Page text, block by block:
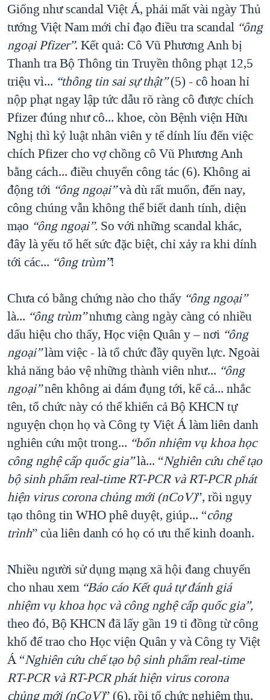
Giống như scandal Việt Á, phải mất vài ngày Thủ
tướng Việt Nam mới chỉ đạo điều tra scandal “ông
ngoại Pfizer”. Kết quả: Cô Vũ Phương Anh bị
Thanh tra Bộ Thông tin Truyền thông phạt 12,5
triệu vì... “thông tin sai sự thật”(5) - cô hoan hỉ
nộp phạt ngay lập tức dẫu rõ ràng cô được chích
Pfizer đúng như cô... khoe, còn Bệnh viện Hữu
Nghị thì kỷ luật nhân viên y tế dính líu đến việc
chích Pfizer cho vợ chồng cô Vũ Phương Anh
bằng cách... điều chuyển công tác (6). Không ai
động tới “ông ngoại”và dù rất muốn, đến nay,
công chúng vẫn không thể biết danh tính, diện
mạo “ông ngoại”. So với những scandal khác,
đây là yếu tố hết sức đặc biệt, chỉ xảy ra khi dính
tới các... “ông trùm”!
Chưa có bằng chứng nào cho thấy “ông ngoại”
là... “ông trùm”nhưng càng ngày càng có nhiều
dấu hiệu cho thấy, Học viện Quân y – nơi “ông
ngoại”làm việc - là tổ chức đầy quyền lực. Ngoài
khả năng bảo vệ những thành viên như... “ông
ngoại”nên không ai dám đụng tới, kể cả... nhắc
tên, tổ chức này có thể khiển cả Bộ KHCN tự
nguyện chọn họ và Công ty Việt Á làm liên danh
nghiên cứu một trong... “bốn nhiệm vụ khoa học
công nghệ cấp quốc gia”là... “Nghiên cứu chế tạo
bộ sinh phẩm real-time RT-PCR và RT-PCR phát
hiện virus corona chủng mới (nCoV)”, rồi ngụy
tạo thông tin WHO phê duyệt, giúp... “công
trình” của liên danh có họ có ưu thế kinh doanh.
Nhiều người sử dụng mạng xã hội đang chuyển
cho nhau xem “Báo cáo Kết quả tự đánh giá
nhiệm vụ khoa học và công nghệ cấp quốc gia”,
theo đó, Bộ KHCN đã lấy gần 19 tỉ đồng từ công
khố để trao cho Học viện Quân y và Công ty Việt
Á “Nghiên cứu chế tạo bộ sinh phẩm real-time
RT-PCR và RT-PCR phát hiện virus corona
chủng mới (nCoV)” (6), rồi tổ chức nghiệm thu,